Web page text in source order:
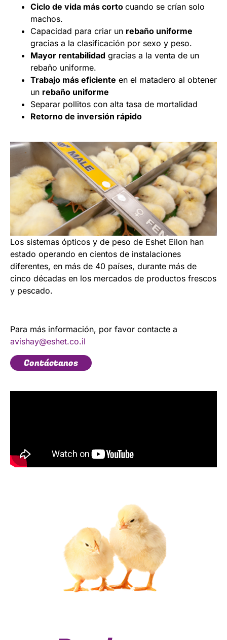
Ciclo de vida más corto cuando se crían solo
machos.
Capacidad para criar un rebaño uniforme
gracias a la clasificación por sexo y peso.
Mayor rentabilidad gracias a la venta de un
rebaño uniforme.
Trabajo más eficiente en el matadero al obtener
un rebaño uniforme
Separar pollitos con alta tasa de mortalidad
Retorno de inversión rápido
Los sistemas ópticos y de peso de Eshet Eilon han
estado operando en cientos de instalaciones
diferentes, en más de 40 países, durante más de
cinco décadas en los mercados de productos frescos
y pescado.
Para más información, por favor contacte a
avishay@eshet.co.il
Contáctanos